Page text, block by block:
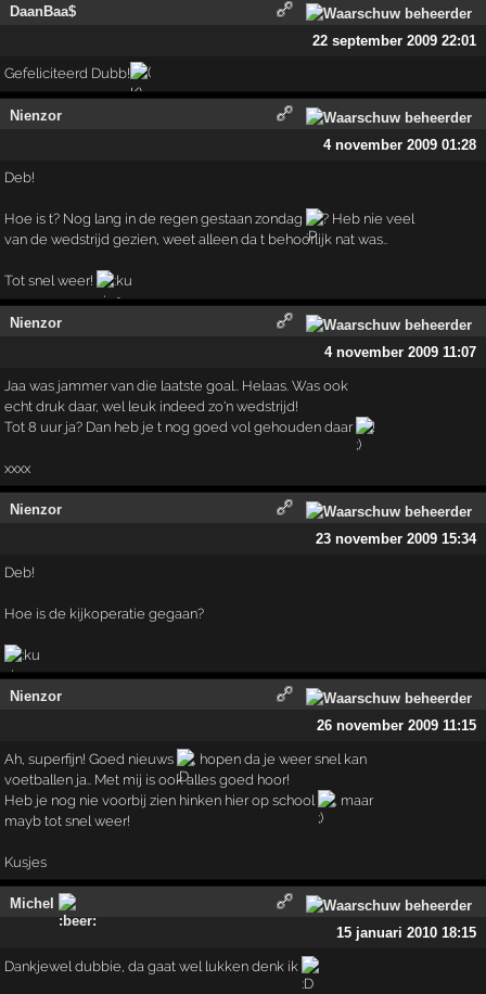
DaanBaa$
22 september 2009 22:01
Gefeliciteerd Dubb!
Nienzor
4 november 2009 01:28
Deb!
Hoe is t? Nog lang in de regen gestaan zondag
? Heb nie veel
van de wedstrijd gezien, weet alleen da t behoorlijk nat was..
Tot snel weer!
Nienzor
4 november 2009 11:07
Jaa was jammer van die laatste goal.. Helaas. Was ook
echt druk daar, wel leuk indeed zo'n wedstrijd!
Tot 8 uur ja? Dan heb je t nog goed vol gehouden daar
!
xxxx
Nienzor
23 november 2009 15:34
Deb!
Hoe is de kijkoperatie gegaan?
Nienzor
26 november 2009 11:15
Ah, superfijn! Goed nieuws
, hopen da je weer snel kan
voetballen ja.. Met mij is ook alles goed hoor!
Heb je nog nie voorbij zien hinken hier op school
, maar
mayb tot snel weer!
Kusjes
Michel
15 januari 2010 18:15
Dankjewel dubbie, da gaat wel lukken denk ik